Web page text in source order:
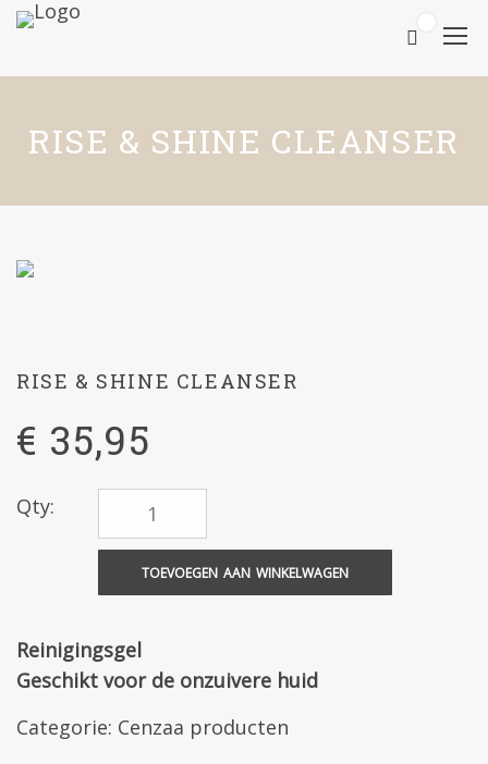
RISE & SHINE CLEANSER
RISE & SHINE CLEANSER
€ 35,95
Qty:
TOEVOEGEN AAN WINKELWAGEN
Reinigingsgel
Geschikt voor de onzuivere huid
Categorie: Cenzaa producten